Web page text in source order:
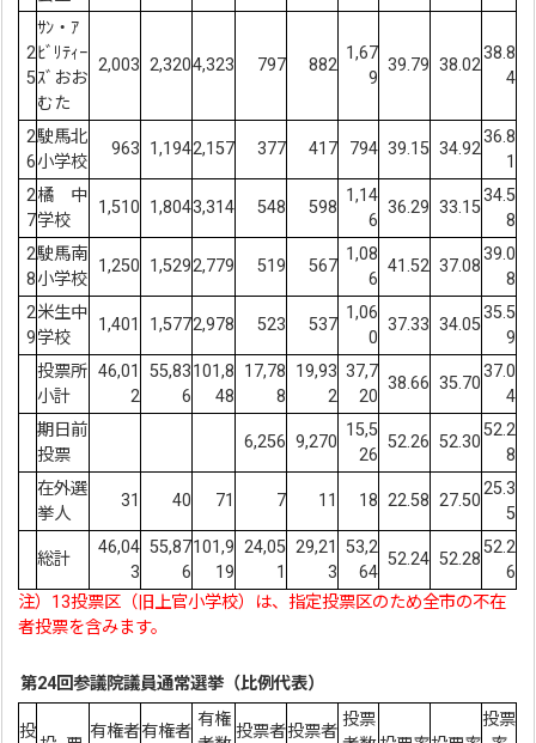
2
5
ｻﾝ・ｱ
ﾋﾞﾘﾃｨｰ
ｽﾞおお
むた
2,003 2,3204,323 797 882
1,67
9
39.79 38.02
38.8
4
2
6
駛馬北
小学校
963 1,1942,157 377 417 794 39.15 34.92
36.8
1
2
7
橘 中
学校
1,510 1,8043,314 548 598
1,14
6
36.29 33.15
34.5
8
2
8
駛馬南
小学校
1,250 1,5292,779 519 567
1,08
6
41.52 37.08
39.0
8
2
9
米生中
学校
1,401 1,5772,978 523 537
1,06
0
37.33 34.05
35.5
9
投票所
小計
46,01
2
55,83
6
101,8
48
17,78
8
19,93
2
37,7
20
38.66 35.70
37.0
4
期日前
投票
6,256 9,270
15,5
26
52.26 52.30
52.2
8
在外選
挙人
31 40 71 7 11 18 22.58 27.50
25.3
5
総計
46,04
3
55,87
6
101,9
19
24,05
1
29,21
3
53,2
64
52.24 52.28
52.2
6
注）13投票区（旧上官小学校）は、指定投票区のため全市の不在
者投票を含みます。
第24回参議院議員通常選挙（比例代表）
投 有権者有権者
有権
投票者投票者
投票
投票